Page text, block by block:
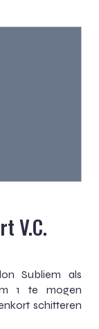
V.C.
Subliem als
1 te mogen
schitteren